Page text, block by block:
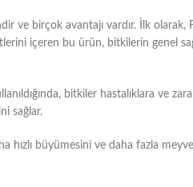
ve birçok avantajı vardır. İlk olarak,
içeren bu ürün, bitkilerin genel
bitkiler hastalıklara ve
sağlar.
hızlı büyümesini ve daha fazla